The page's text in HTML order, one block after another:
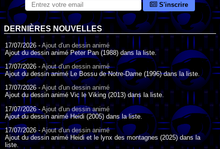
S'inscrire
DERNIÈRES NOUVELLES
17/07/2026 - Ajout d'un dessin animé
Ajout du dessin animé Peter Pan (1988) dans la liste.
17/07/2026 - Ajout d'un dessin animé
Ajout du dessin animé Le Bossu de Notre-Dame (1996) dans la liste.
17/07/2026 -Ajout d'un dessin animé
Ajout du dessin animé Vic le Viking (2013) dans la liste.
17/07/2026 -Ajout d'un dessin animé
Ajout du dessin animé Heidi (2005) dans la liste.
17/07/2026 - Ajout d'un dessin animé
Ajout du dessin animé Heidi et le lynx des montagnes (2025) dans la
liste.